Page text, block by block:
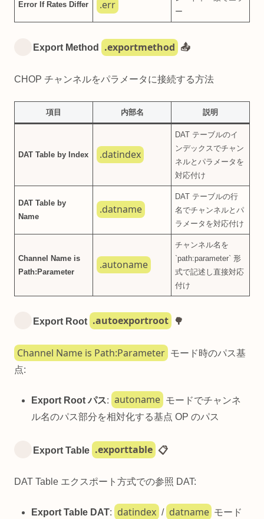
Error If Rates Differ .err
ー
Export Method .exportmethod 📤
CHOP チャンネルをパラメータに接続する方法
項目 内部名 説明
DAT Table by Index .datindex
DAT テーブルのイ
ンデックスでチャン
ネルとパラメータを
対応付け
DAT Table by
Name
.datname
DAT テーブルの行
名でチャンネルとパ
ラメータを対応付け
Channel Name is
Path:Parameter
.autoname
チャンネル名を
`path:parameter` 形
式で記述し直接対応
付け
Export Root .autoexportroot 🌳
Channel Name is Path:Parameter
モード時のパス基
点:
Export Root パス: autoname モードでチャンネ
ル名のパス部分を相対化する基点 OP のパス
Export Table .exporttable 📋
DAT Table エクスポート方式での参照 DAT:
Export Table DAT: datindex / datname モード